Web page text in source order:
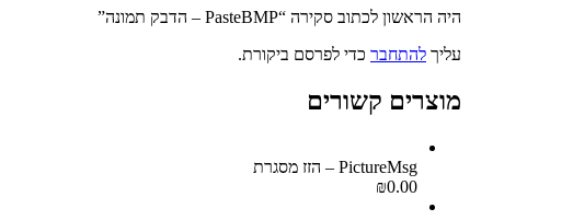
היה הראשון לכתוב סקירה “PasteBMP – הדבק תמונה”
עליך להתחבר כדי לפרסם ביקורת.
מוצרים קשורים
PictureMsg – הזז מסגרת
₪0.00